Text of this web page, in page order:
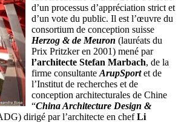
d’un processus d’appréciation strict et
d’un vote du public. Il est l’œuvre du
consortium de conception suisse
Herzog & de Meuron (lauréats du
Prix Pritzker en 2001) mené par
l’architecte Stefan Marbach, de la
firme consultante ArupSportet de
l’Institut de recherches et de
conception architecturales de Chine
“China Architecture Design &
dirigé par l’architecte en chefLi